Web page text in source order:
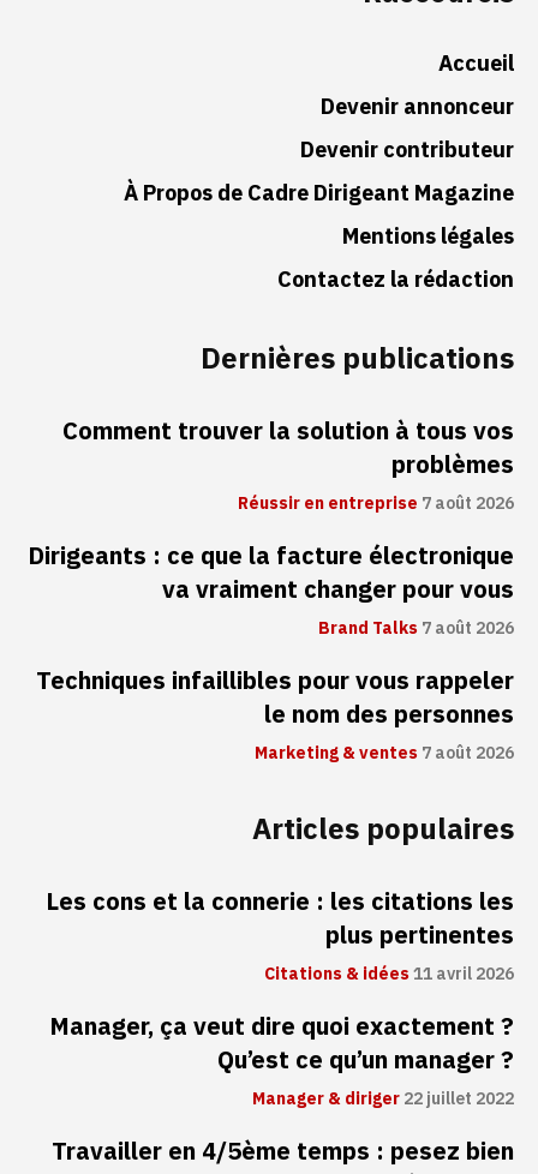
Accueil
Devenir annonceur
Devenir contributeur
À Propos de Cadre Dirigeant Magazine
Mentions légales
Contactez la rédaction
Dernières publications
Comment trouver la solution à tous vos
problèmes
Réussir en entreprise 7 août 2026
Dirigeants : ce que la facture électronique
va vraiment changer pour vous
Brand Talks7 août 2026
Techniques infaillibles pour vous rappeler
le nom des personnes
Marketing & ventes7 août 2026
Articles populaires
Les cons et la connerie : les citations les
plus pertinentes
Citations & idées11 avril 2026
Manager, ça veut dire quoi exactement ?
Qu’est ce qu’un manager ?
Manager & diriger22 juillet 2022
Travailler en 4/5ème temps : pesez bien